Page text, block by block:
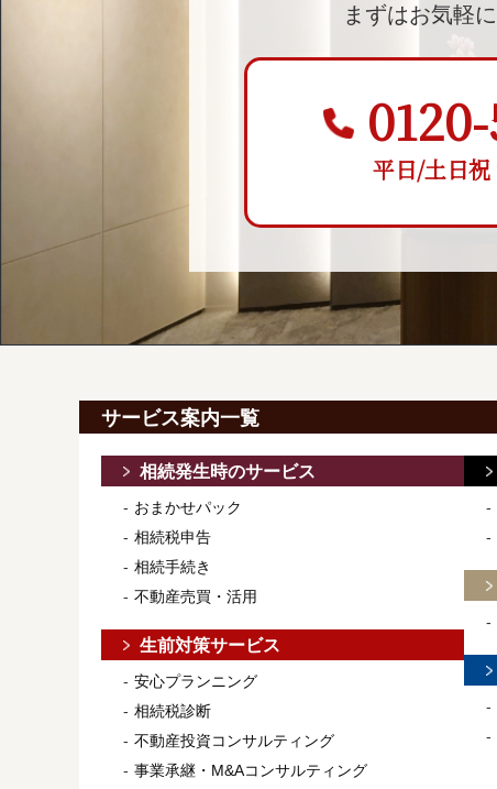
まずはお気軽
平日/土日祝
サービス案内一覧
相続発生時のサービス
おまかせパック
相続税申告
相続手続き
不動産売買・活用
生前対策サービス
安心プランニング
相続税診断
不動産投資コンサルティング
事業承継・M&Aコンサルティング